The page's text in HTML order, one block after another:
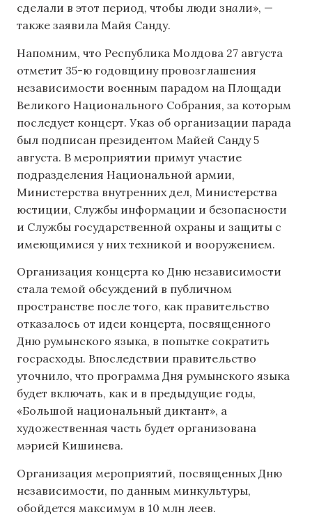
сделали в этот период, чтобы люди знали», —
также заявила Майя Санду.
Напомним, что Республика Молдова 27 августа
отметит 35-ю годовщину провозглашения
независимости военным парадом на Площади
Великого Национального Собрания, за которым
последует концерт. Указ об организации парада
был подписан президентом Майей Санду 5
августа. В мероприятии примут участие
подразделения Национальной армии,
Министерства внутренних дел, Министерства
юстиции, Службы информации и безопасности
и Службы государственной охраны и защиты с
имеющимися у них техникой и вооружением.
Организация концерта ко Дню независимости
стала темой обсуждений в публичном
пространстве после того, как правительство
отказалось от идеи концерта, посвященного
Дню румынского языка, в попытке сократить
госрасходы. Впоследствии правительство
уточнило, что программа Дня румынского языка
будет включать, как и в предыдущие годы,
«Большой национальный диктант», а
художественная часть будет организована
мэрией Кишинева.
Организация мероприятий, посвященных Дню
независимости, по данным минкультуры,
обойдется максимум в 10 млн леев.